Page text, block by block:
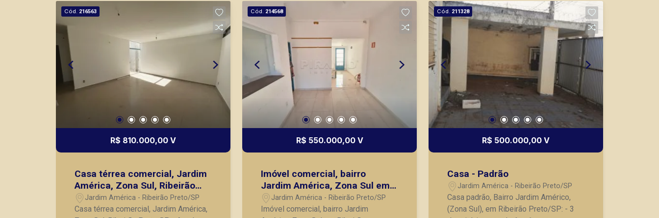
cidade de Ribeirão Preto.
das Av 9 de Julho, Av. Antônio
Diederichsen , Av Portugal e Av
objetivo atender seus clientes com
agilidade e segurança, em locação,
vendas de imóveis prontos, usados ou
mesmo nos principais lançamentos da
cidade de Ribeirão Preto.
vendas de imóveis prontos, usados ou
mesmo nos principais lançamentos da
cidade de Ribeirão Preto.
Cód. 216563
R$ 810.000,00 V
Casa térrea comercial, Jardim
América, Zona Sul, Ribeirão
Preto SP
Jardim América - Ribeirão Preto/SP
Casa térrea comercial, Jardim América,
Cód. 214568
R$ 550.000,00 V
Imóvel comercial, bairro
Jardim América, Zona Sul em
Ribeirão Preto/SP;
Jardim América - Ribeirão Preto/SP
Imóvel comercial, bairro Jardim
Cód. 211328
R$ 500.000,00 V
Casa - Padrão
Jardim América - Ribeirão Preto/SP
Casa padrão, Bairro Jardim Américo,
(Zona Sul), em Ribeirão Preto/SP: - 3